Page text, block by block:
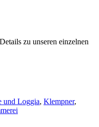
zu unseren einzelnen
und Loggia, Klempner,